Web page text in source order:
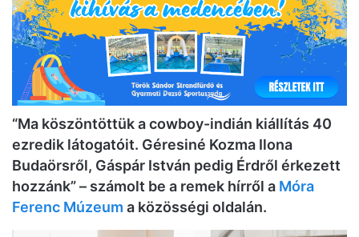
“Ma köszöntöttük a cowboy-indián kiállítás 40
ezredik látogatóit. Géresiné Kozma Ilona
Budaörsről, Gáspár István pedig Érdről érkezett
hozzánk” – számolt be a remek hírről a Móra
Ferenc Múzeum a közösségi oldalán.